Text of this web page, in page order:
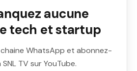
aucune
tech et startup
WhatsApp et abonnez-
TV sur YouTube.